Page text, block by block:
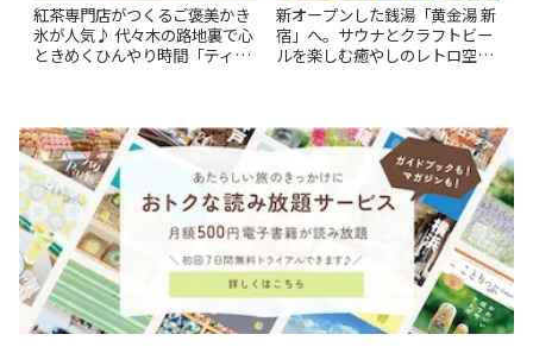
紅茶専門店がつくるご褒美かき
氷が人気♪ 代々木の路地裏で心
ときめくひんやり時間「ティー
新オープンした銭湯「黄金湯 新
宿」へ。サウナとクラフトビー
ルを楽しむ癒やしのレトロ空間